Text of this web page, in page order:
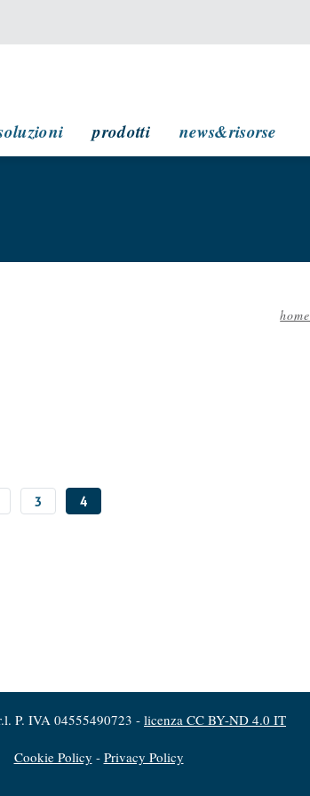
prodotti news&risorse
home
PAGINA
3
PAGINA
4
P. IVA 04555490723 - licenza CC BY-ND 4.0 IT
Cookie Policy - Privacy Policy